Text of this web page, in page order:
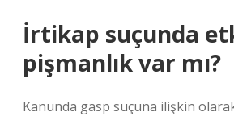
İrtikap suçunda
pişmanlık var mı?
Kanunda gasp suçuna ilişkin